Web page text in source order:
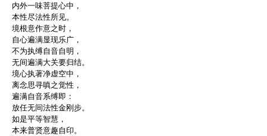
内外一味菩提心中，
本性尽法性所见。
境根意作意之时，
自心遍满显现乐广，
不为执缚自音自明，
无间遍满大关要归结。
境心执著净虚空中，
离念思寻嗔之觉性，
遍满自音系缚即：
放任无间法性金刚步。
如是平等智慧，
本来普贤意趣自印。